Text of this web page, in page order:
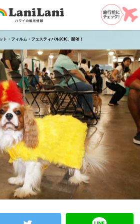
ト・フィルム・フェスティバル2010」開催！